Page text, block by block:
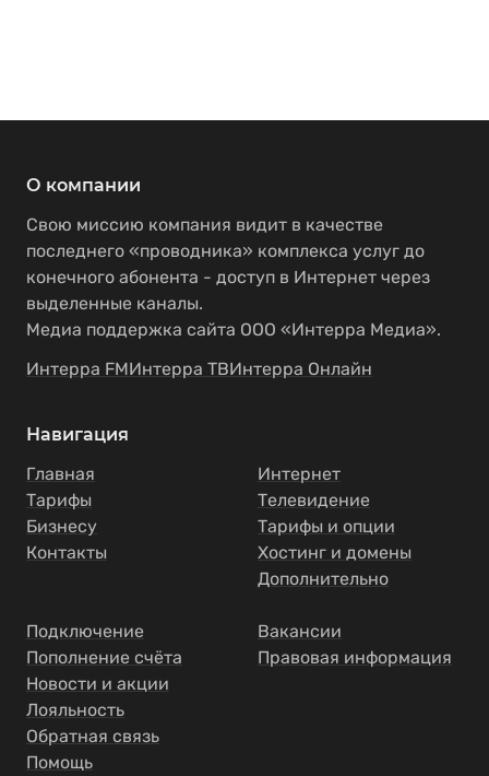
О компании
Свою миссию компания видит в качестве
последнего «проводника» комплекса услуг до
конечного абонента - доступ в Интернет через
выделенные каналы.
Медиа поддержка сайта ООО «Интерра Медиа».
Интерра FMИнтерра ТВИнтерра Онлайн
Навигация
Главная
Тарифы
Бизнесу
Контакты
Интернет
Телевидение
Тарифы и опции
Хостинг и домены
Дополнительно
Подключение
Пополнение счёта
Новости и акции
Лояльность
Обратная связь
Помощь
Вакансии
Правовая информация